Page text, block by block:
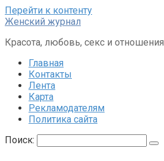
Перейти к контенту
Женский журнал
Красота, любовь, секс и отношения
Главная
Контакты
Лента
Карта
Рекламодателям
Политика сайта
Поиск: